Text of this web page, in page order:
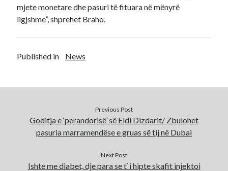
mjete monetare dhe pasuri të fituara në mënyrë
ligjshme”, shprehet Braho.
Published in News
Previous Post
Goditja e ‘perandorisë’ së Eldi Dizdarit/ Zbulohet
pasuria marramendëse e gruas së tij në Dubai
Next Post
Ishte me diabet, dje para se t`i hipte skafit injektoi